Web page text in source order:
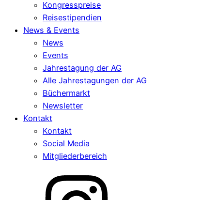
Kongresspreise
Reisestipendien
News & Events
News
Events
Jahrestagung der AG
Alle Jahrestagungen der AG
Büchermarkt
Newsletter
Kontakt
Kontakt
Social Media
Mitgliederbereich